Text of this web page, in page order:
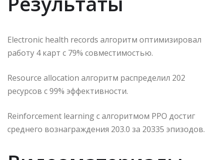
Electronic health records алгоритм оптимизировал
работу 4 карт с 79% совместимостью.
Resource allocation алгоритм распределил 202
ресурсов с 99% эффективности.
Reinforcement learning с алгоритмом PPO достиг
среднего вознаграждения 203.0 за 20335 эпизодов.